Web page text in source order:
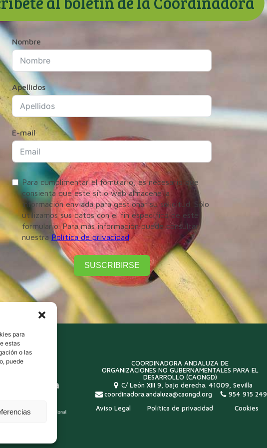
para
estas
o las
puede
Nombre
Apellidos
E-mail
Para cumplimentar el fomulario, es necesario que
consienta que este sitio web almacene la
información enviada para gestionar su solicitud. Sólo
utilizamos sus datos con el fin específico de este
formulario. Para más información puede consultar
nuestra Política de privacidad
SUSCRIBIRSE
COORDINADORA ANDALUZA DE
ORGANIZACIONES NO GUBERNAMENTALES PARA EL
DESARROLLO (CAONGD)
C/ León XIII 9, bajo derecha. 41009, Sevilla
coordinadora.andaluza@caongd.org
954 915 249
Aviso Legal
Política de privacidad Cookies